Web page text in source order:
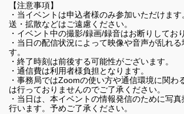
【注意事項】
・当イベントは申込者様のみ参加いただけま
送・拡散などはご遠慮ください。
・イベント中の撮影/録画/録音はお断りしてお
・当日の配信状況によって映像や音声が乱れる
す。
・終了時刻は前後する可能性がございます。
・通信費は利用者様負担となります。
・事務局ではZoomの使い⽅や通信環境に関わ
は⾏っておりませんのでご了承ください。
・当日は、本イベントの情報発信のために写
行います。予めご了承ください。